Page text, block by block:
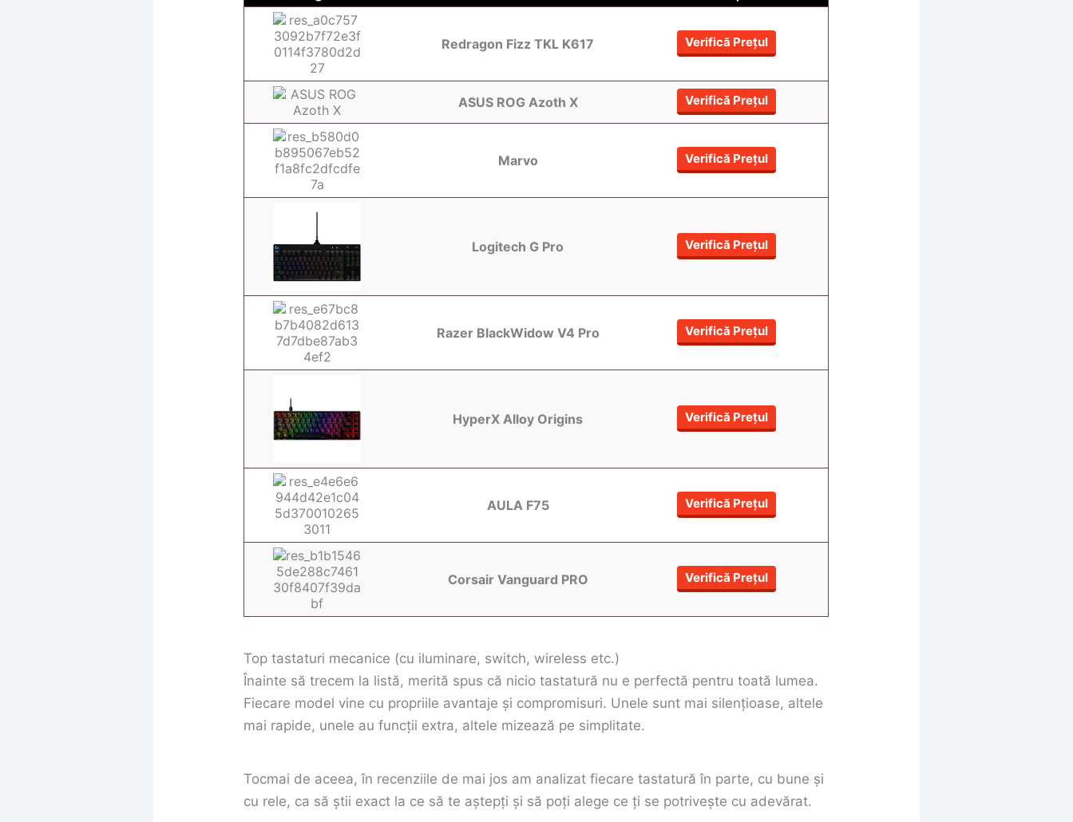
Redragon Fizz TKL K617 Verifică Prețul
ASUS ROG Azoth X Verifică Prețul
Marvo Verifică Prețul
Logitech G Pro Verifică Prețul
Razer BlackWidow V4 Pro Verifică Prețul
HyperX Alloy Origins Verifică Prețul
AULA F75 Verifică Prețul
Corsair Vanguard PRO Verifică Prețul
Top tastaturi mecanice (cu iluminare, switch, wireless etc.)
Înainte să trecem la listă, merită spus că nicio tastatură nu e perfectă pentru toată lumea.
Fiecare model vine cu propriile avantaje și compromisuri. Unele sunt mai silențioase, altele
mai rapide, unele au funcții extra, altele mizează pe simplitate.
Tocmai de aceea, în recenziile de mai jos am analizat fiecare tastatură în parte, cu bune și
cu rele, ca să știi exact la ce să te aștepți și să poți alege ce ți se potrivește cu adevărat.